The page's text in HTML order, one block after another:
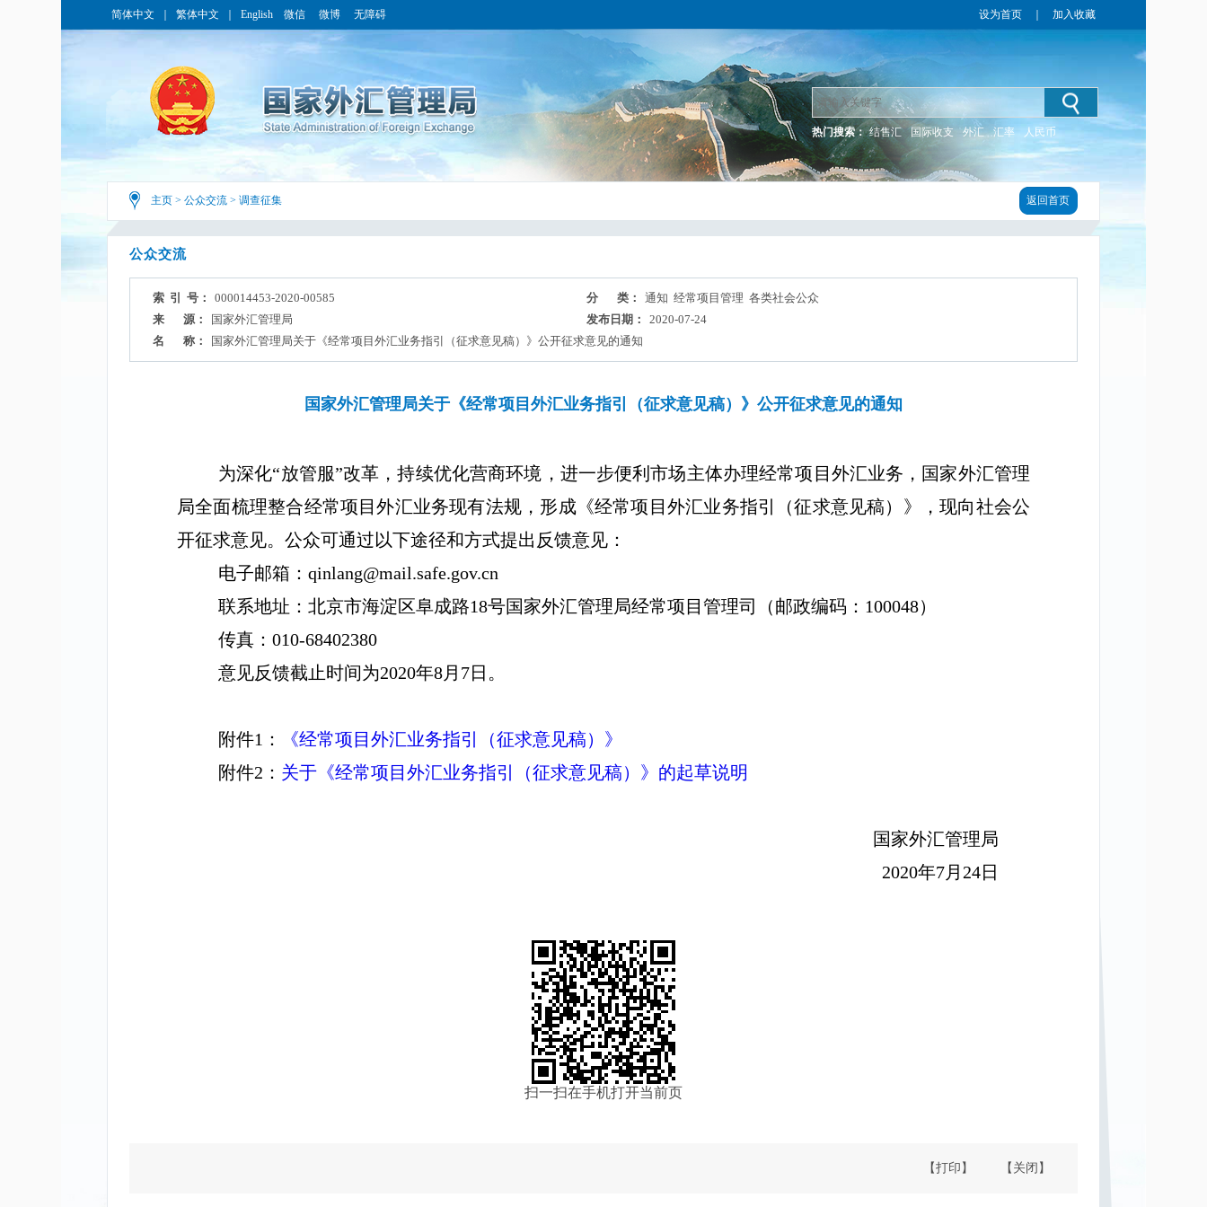
简体中文 繁体中文 English 微信 微博 无障碍 设为首页 加入收藏
热门搜索： 结售汇 国际收支 外汇 汇率 人民币
主页 > 公众交流 > 调查征集 返回首页
公众交流
索 引 号： 000014453-2020-00585 分 类：
通知 经常项目管理 各类社会公众
来 源：
国家外汇管理局 发布日期：
2020-07-24
名 称：
国家外汇管理局关于《经常项目外汇业务指引（征求意见稿）》公开征求意见的通知
国家外汇管理局关于《经常项目外汇业务指引（征求意见稿）》公开征求意见的通知
为深化“放管服”改革，持续优化营商环境，进一步便利市场主体办理经常项目外汇业务，国家外汇管理
局全面梳理整合经常项目外汇业务现有法规，形成《经常项目外汇业务指引（征求意见稿）》，现向社会公
开征求意见。公众可通过以下途径和方式提出反馈意见：
电子邮箱： qinlang@mail.safe.gov.cn
联系地址：北京市海淀区阜成路18号国家外汇管理局经常项目管理司（邮政编码： 100048）
传真： 010-68402380
意见反馈截止时间为2020年8月 7日。
附件1 ：
《经常项目外汇业务指引（征求意见稿）》
附件2 ： 关于《经常项目外汇业务指引（征求意见稿）》的起草说明
国家外汇管理局
2020年7月 24日
扫一扫在手机打开当前页
【打印】 【关闭】